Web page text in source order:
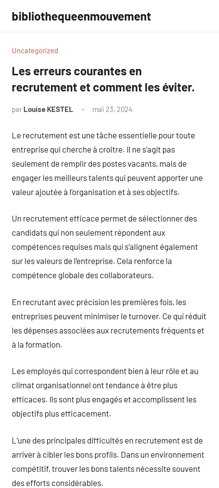
contenu
bibliothequeenmouvement
Uncategorized
Les erreurs courantes en
recrutement et comment les éviter.
par Louise KESTEL mai 23, 2024
Le recrutement est une tâche essentielle pour toute
entreprise qui cherche à croître. Il ne s’agit pas
seulement de remplir des postes vacants, mais de
engager les meilleurs talents qui peuvent apporter une
valeur ajoutée à l’organisation et à ses objectifs.
Un recrutement efficace permet de sélectionner des
candidats qui non seulement répondent aux
compétences requises mais qui s’alignent également
sur les valeurs de l’entreprise. Cela renforce la
compétence globale des collaborateurs.
En recrutant avec précision les premières fois, les
entreprises peuvent minimiser le turnover. Ce qui réduit
les dépenses associées aux recrutements fréquents et
à la formation.
Les employés qui correspondent bien à leur rôle et au
climat organisationnel ont tendance à être plus
efficaces. Ils sont plus engagés et accomplissent les
objectifs plus efficacement.
L’une des principales difficultés en recrutement est de
arriver à cibler les bons profils. Dans un environnement
compétitif, trouver les bons talents nécessite souvent
des efforts considérables.